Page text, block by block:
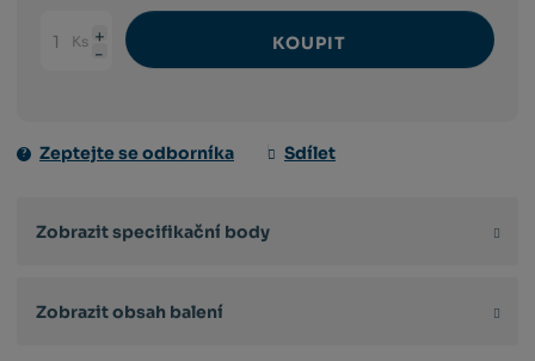
Změnit
Navýšit
Snížit
Ks KOUPIT
Zeptejte se odborníka Sdílet
Zobrazit specifikační body
Zobrazit obsah balení